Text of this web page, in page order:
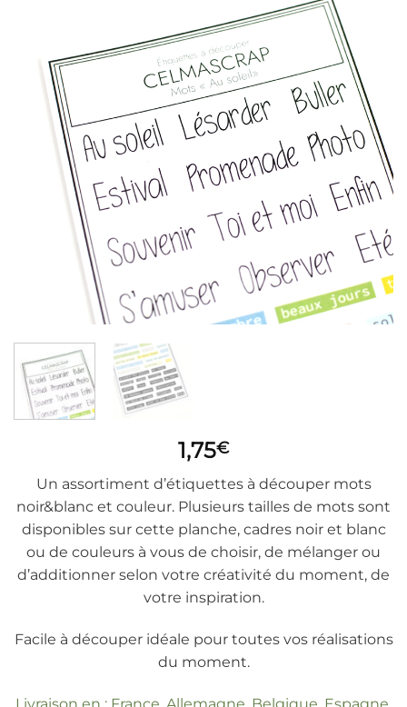
1,75€
Un assortiment d’étiquettes à découper mots
noir&blanc et couleur. Plusieurs tailles de mots sont
disponibles sur cette planche, cadres noir et blanc
ou de couleurs à vous de choisir, de mélanger ou
d’additionner selon votre créativité du moment, de
votre inspiration.
Facile à découper idéale pour toutes vos réalisations
du moment.
Livraison en : France, Allemagne, Belgique, Espagne,